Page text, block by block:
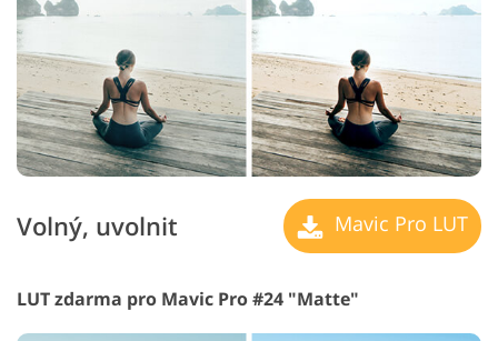
Volný, uvolnit Mavic Pro LUT
LUT zdarma pro Mavic Pro #24 "Matte"